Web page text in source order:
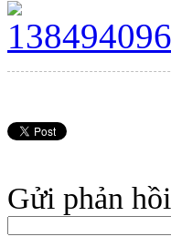
Gửi phản hồi